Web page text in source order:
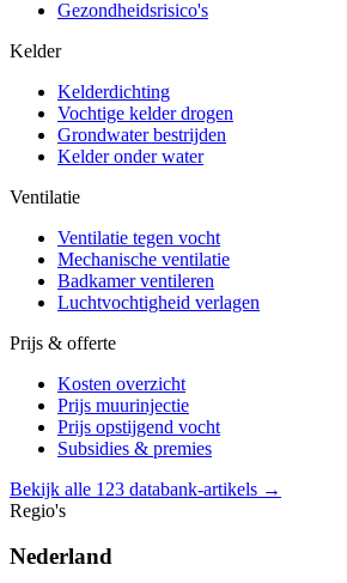
Gezondheidsrisico's
Kelder
Kelderdichting
Vochtige kelder drogen
Grondwater bestrijden
Kelder onder water
Ventilatie
Ventilatie tegen vocht
Mechanische ventilatie
Badkamer ventileren
Luchtvochtigheid verlagen
Prijs & offerte
Kosten overzicht
Prijs muurinjectie
Prijs opstijgend vocht
Subsidies & premies
Bekijk alle 123 databank-artikels →
Regio's
Nederland